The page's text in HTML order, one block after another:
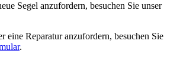
Segel anzufordern, besuchen Sie unser
eine Reparatur anzufordern, besuchen Sie
.